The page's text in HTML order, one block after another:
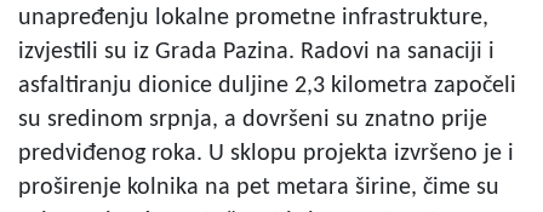
unapređenju lokalne prometne infrastrukture,
izvjestili su iz Grada Pazina. Radovi na sanaciji i
asfaltiranju dionice duljine 2,3 kilometra započeli
su sredinom srpnja, a dovršeni su znatno prije
predviđenog roka. U sklopu projekta izvršeno je i
proširenje kolnika na pet metara širine, čime su